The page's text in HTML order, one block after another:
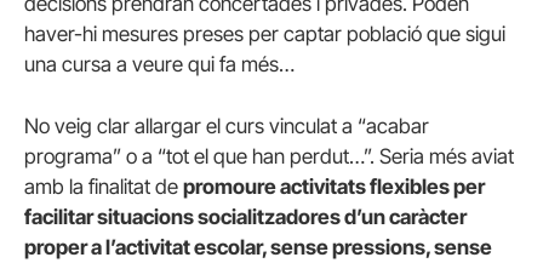
haver-hi mesures preses per captar població que sigui
una cursa a veure qui fa més…
No veig clar allargar el curs vinculat a “acabar
programa” o a “tot el que han perdut…”. Seria més aviat
amb la finalitat de promoure activitats flexibles per
facilitar situacions socialitzadores d’un caràcter
proper a l’activitat escolar, sense pressions, sense